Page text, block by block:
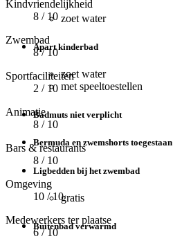
zoet water
Apart kinderbad
zoet water
met speeltoestellen
Badmuts niet verplicht
Bermuda en zwemshorts toegestaan
Ligbedden bij het zwembad
gratis
Buitenbad verwarmd
Kindvriendelijkheid
8 / 10
Zwembad
8/ 10
Sportfaciliteiten
2 / 10
Animatie
8 / 10
Bars & restaurants
8 / 10
Omgeving
10 / 10
Medewerkers ter plaatse
6/ 10